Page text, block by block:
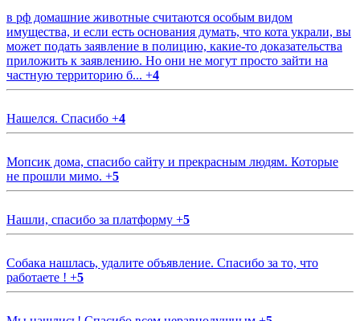
в рф домашние животные считаются особым видом
имущества, и если есть основания думать, что кота украли, вы
может подать заявление в полицию, какие-то доказательства
приложить к заявлению. Но они не могут просто зайти на
частную территорию б... +4
Нашелся. Спасибо +4
Мопсик дома, спасибо сайту и прекрасным людям. Которые
не прошли мимо. +5
Нашли, спасибо за платформу +5
Собака нашлась, удалите объявление. Спасибо за то, что
работаете ! +5